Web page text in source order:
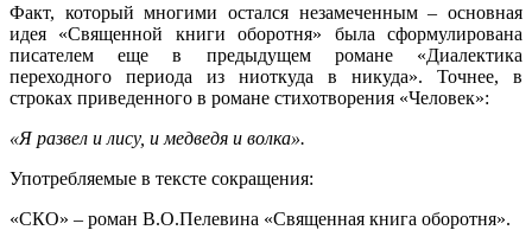
Факт, который многими остался незамеченным – основная
идея «Священной книги оборотня» была сформулирована
писателем еще в предыдущем романе «Диалектика
переходного периода из ниоткуда в никуда». Точнее, в
строках приведенного в романе стихотворения «Человек»:
«Я развел и лису, и медведя и волка».
Употребляемые в тексте сокращения:
«СКО» – роман В.О.Пелевина «Священная книга оборотня».